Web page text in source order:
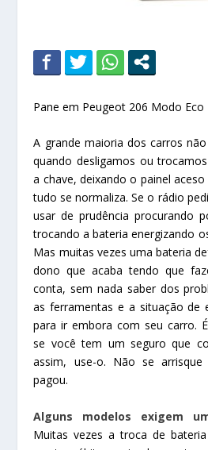
Pane em Peugeot 206 Modo Eco
A grande maioria dos carros
quando desligamos ou
a chave, deixando o painel
tudo se normaliza. Se o rádio
usar de prudência procurando
trocando a bateria energizando
Mas muitas vezes uma bateria
dono que acaba tendo que
conta, sem nada saber dos
as ferramentas e a situação de
para ir embora com seu carro.
se você tem um seguro que
assim, use-o. Não se
pagou.
Alguns modelos exigem
Muitas vezes a troca de